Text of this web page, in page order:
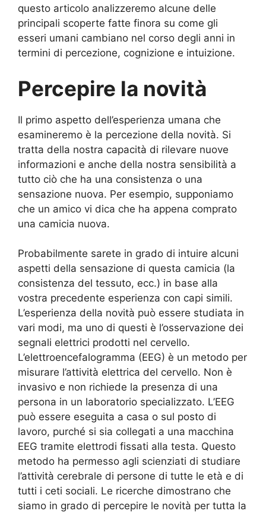
questo articolo analizzeremo alcune delle
principali scoperte fatte finora su come gli
esseri umani cambiano nel corso degli anni in
termini di percezione, cognizione e intuizione.
Percepire la novità
Il primo aspetto dell’esperienza umana che
esamineremo è la percezione della novità. Si
tratta della nostra capacità di rilevare nuove
informazioni e anche della nostra sensibilità a
tutto ciò che ha una consistenza o una
sensazione nuova. Per esempio, supponiamo
che un amico vi dica che ha appena comprato
una camicia nuova.
Probabilmente sarete in grado di intuire alcuni
aspetti della sensazione di questa camicia (la
consistenza del tessuto, ecc.) in base alla
vostra precedente esperienza con capi simili.
L’esperienza della novità può essere studiata in
vari modi, ma uno di questi è l’osservazione dei
segnali elettrici prodotti nel cervello.
L’elettroencefalogramma (EEG) è un metodo per
misurare l’attività elettrica del cervello. Non è
invasivo e non richiede la presenza di una
persona in un laboratorio specializzato. L’EEG
può essere eseguita a casa o sul posto di
lavoro, purché si sia collegati a una macchina
EEG tramite elettrodi fissati alla testa. Questo
metodo ha permesso agli scienziati di studiare
l’attività cerebrale di persone di tutte le età e di
tutti i ceti sociali. Le ricerche dimostrano che
siamo in grado di percepire le novità per tutta la